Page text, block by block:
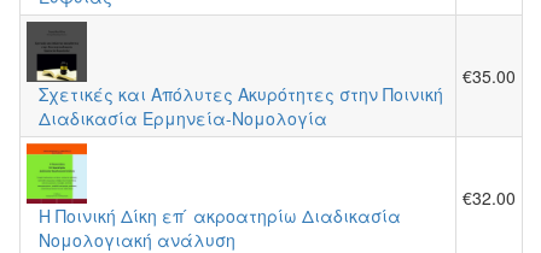
Σχετικές και Απόλυτες Ακυρότητες στην Ποινική
Διαδικασία Ερμηνεία-Νομολογία
€35.00
Η Ποινική Δίκη επ ́ ακροατηρίω Διαδικασία
Νομολογιακή ανάλυση
€32.00